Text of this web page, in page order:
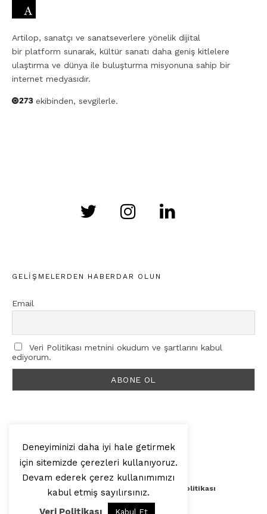
Artilop, sanatçı ve sanatseverlere yönelik dijital
bir platform sunarak, kültür sanatı daha geniş kitlelere
ulaştırma ve dünya ile buluşturma misyonuna sahip bir
internet medyasıdır.
ekibinden, sevgilerle.
GELIŞMELERDEN HABERDAR OLUN
Email
Veri Politikası metnini okudum ve şartlarını kabul
ediyorum.
© 2025, Artilop
Künye Yazar Başvurusu Veri Politikası
Deneyiminizi daha iyi hale getirmek
için sitemizde çerezleri kullanıyoruz.
Devam ederek çerez kullanımımızı
kabul etmiş sayılırsınız.
Veri Politikası
Kabul Et